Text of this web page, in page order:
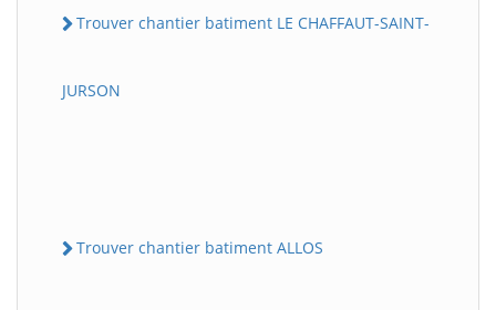
Trouver chantier batiment LE CHAFFAUT-SAINT-
JURSON
Trouver chantier batiment ALLOS